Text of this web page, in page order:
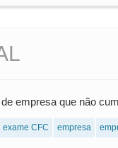
empresa que não
exame CFC empresa